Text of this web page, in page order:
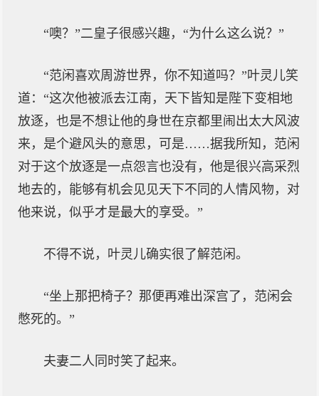
“噢？”二皇子很感兴趣，“为什么这么说？”
“范闲喜欢周游世界，你不知道吗？”叶灵儿笑
道：“这次他被派去江南，天下皆知是陛下变相地
放逐，也是不想让他的身世在京都里闹出太大风波
来，是个避风头的意思，可是……据我所知，范闲
对于这个放逐是一点怨言也没有，他是很兴高采烈
地去的，能够有机会见见天下不同的人情风物，对
他来说，似乎才是最大的享受。”
不得不说，叶灵儿确实很了解范闲。
“坐上那把椅子？那便再难出深宫了，范闲会
憋死的。”
夫妻二人同时笑了起来。